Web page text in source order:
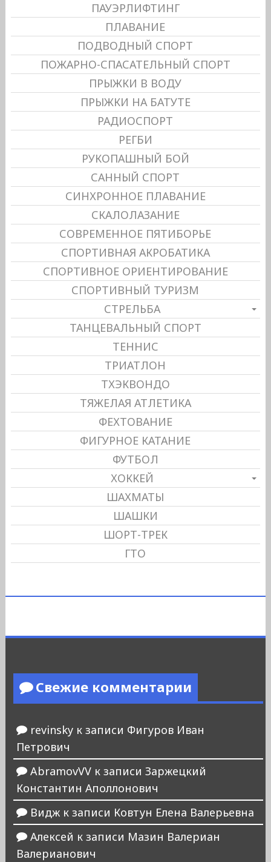
ПАУЭРЛИФТИНГ
ПЛАВАНИЕ
ПОДВОДНЫЙ СПОРТ
ПОЖАРНО-СПАСАТЕЛЬНЫЙ СПОРТ
ПРЫЖКИ В ВОДУ
ПРЫЖКИ НА БАТУТЕ
РАДИОСПОРТ
РЕГБИ
РУКОПАШНЫЙ БОЙ
САННЫЙ СПОРТ
СИНХРОННОЕ ПЛАВАНИЕ
СКАЛОЛАЗАНИЕ
СОВРЕМЕННОЕ ПЯТИБОРЬЕ
СПОРТИВНАЯ АКРОБАТИКА
СПОРТИВНОЕ ОРИЕНТИРОВАНИЕ
СПОРТИВНЫЙ ТУРИЗМ
СТРЕЛЬБА
ТАНЦЕВАЛЬНЫЙ СПОРТ
ТЕННИС
ТРИАТЛОН
ТХЭКВОНДО
ТЯЖЕЛАЯ АТЛЕТИКА
ФЕХТОВАНИЕ
ФИГУРНОЕ КАТАНИЕ
ФУТБОЛ
ХОККЕЙ
ШАХМАТЫ
ШАШКИ
ШОРТ-ТРЕК
ГТО
Свежие комментарии
revinskyк записи Фигуров Иван
Петрович
AbramovVVк записи Заржецкий
Константин Аполлонович
Виджк записи Ковтун Елена Валерьевна
Алексей к записи Мазин Валериан
Валерианович